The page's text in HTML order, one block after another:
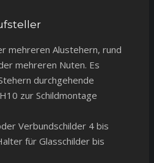
mehreren Alustehern, rund
mehreren Nuten. Es
durchgehende
zur Schildmontage
Verbundschilder 4 bis
für Glasschilder bis